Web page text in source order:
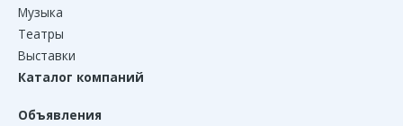
Музыка
Театры
Выставки
Каталог компаний
Объявления